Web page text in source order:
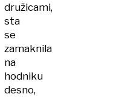
družicami,
sta
se
zamaknila
na
hodniku
desno,